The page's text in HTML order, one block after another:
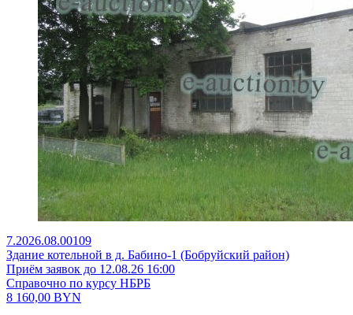
7.2026.08.00109
Здание котельной в д. Бабино-1 (Бобруйский район)
Приём заявок до 12.08.26 16:00
Справочно по курсу НБРБ
8 160,00 BYN